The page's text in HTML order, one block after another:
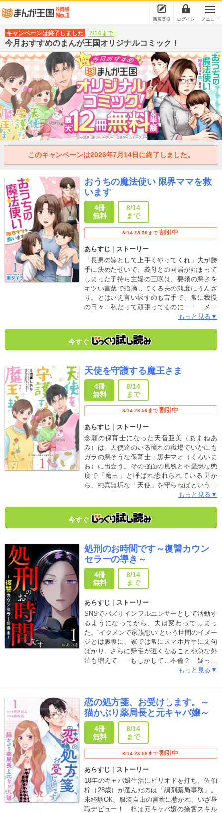
新規登録 ログイン メニュー
キャンペーンは終了しました 7/14まで
今月おすすめのまんが王国オリジナルコミック！
このキャンペーンは2026年7月14日に終了しました。
おうちの魔法使い 限界ママを救
います
4冊
無料
8/14
まで
8/14 23:59まで 割引中
あらすじ｜ストーリー
「長男の嫁として上手くやってくれ」夫が勝
手に決めたせいで、義母との同居が始まって
しまった子持ち主婦の三咲は、要領の悪さを
キツい言葉で指摘してくる夫の態度にうんざ
り。とはいえ言い返すのも苦手で、常に我慢
の日々…私だって頑張ってるのに…！ メモ
帳に愚痴を書いてストレス発散していたが、
しお悩みだらけの生活は、義母が呼んだ家事
代行サービス「おうちの魔法使い」のイケメ
ご家庭ヒューマンドラマ！
もっと見る▼
今すぐ
天使を守護する魔王さま
4冊
無料
8/14
まで
8/14 23:59まで 割引中
あらすじ｜ストーリー
念願の保育士になった天音亜美（あまねあ
み）は、天使達のいる憧れの職場でいかにも
ガラの悪そうな保育士・黒井マオ（くろいま
お）に出会う。その強面の風貌と不愛想な態
度で「魔王」と呼ばれ恐れられている男か
ら、純真無垢な「天使」を守らねばという使
命感に燃える亜美。そんなある日、園児の怪
くその「魔王」だった…!? 見た目とは裏腹
に、園児を深く思いやるマオの一面に気がつ
走する保育士ヒューマンドラマ！
もっと見る▼
今すぐ
処刑のお時間です～復讐カウン
セラーの導き～
4冊
無料
8/14
まで
あらすじ｜ストーリー
SNSでバズりインフルエンサーとして活動す
るようになってから、夫は変わってしまっ
た。“イクメンで家族想い”という世間のイメー
ジとは裏腹に、家では常にスマホ片手に文句
ばかり。さらに帰宅が遅くなることや急な外
泊も増えて――もしかして…不倫？ 疑って
るわけじゃない。ちょっと確認するだけ…。
る広告が目に入る――『旦那さんを信じたい
あなたへ。悩める貴方を導きます』
もっと見る▼
恋の処方箋、お受けします。～
猫かぶり薬局長と元キャバ嬢～
4冊
無料
8/14
まで
8/14 23:59まで 割引中
あらすじ｜ストーリー
10年のキャバ嬢生活にピリオドを打ち、佐伯
梓（28歳）が選んだのは「調剤薬局事務」。
未経験OK、服装自由の言葉に惹かれ、いざ昼
職デビュー！ 梓は元キャバ嬢の接客スキル